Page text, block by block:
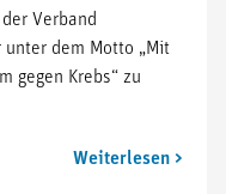
Verband
dem Motto „Mit
gegen Krebs“ zu
Weiterlesen >